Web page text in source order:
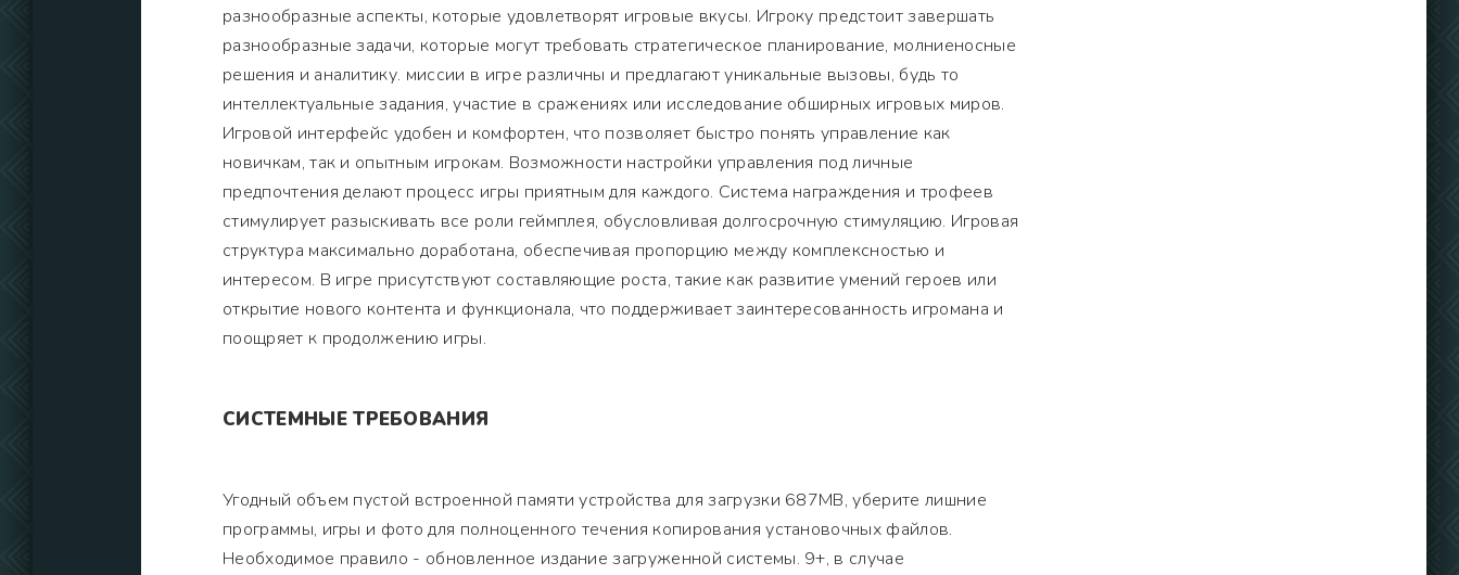
разнообразные аспекты, которые удовлетворят игровые вкусы. Игроку предстоит завершать
разнообразные задачи, которые могут требовать стратегическое планирование, молниеносные
решения и аналитику. миссии в игре различны и предлагают уникальные вызовы, будь то
интеллектуальные задания, участие в сражениях или исследование обширных игровых миров.
Игровой интерфейс удобен и комфортен, что позволяет быстро понять управление как
новичкам, так и опытным игрокам. Возможности настройки управления под личные
предпочтения делают процесс игры приятным для каждого. Система награждения и трофеев
стимулирует разыскивать все роли геймплея, обусловливая долгосрочную стимуляцию. Игровая
структура максимально доработана, обеспечивая пропорцию между комплексностью и
интересом. В игре присутствуют составляющие роста, такие как развитие умений героев или
открытие нового контента и функционала, что поддерживает заинтересованность игромана и
поощряет к продолжению игры.
СИСТЕМНЫЕ ТРЕБОВАНИЯ
Угодный объем пустой встроенной памяти устройства для загрузки 687MB, уберите лишние
программы, игры и фото для полноценного течения копирования установочных файлов.
Необходимое правило - обновленное издание загруженной системы. 9+, в случае